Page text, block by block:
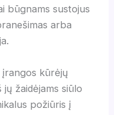
būgnams sustojus
arba
įrangos kūrėjų
žaidėjams siūlo
požiūris į